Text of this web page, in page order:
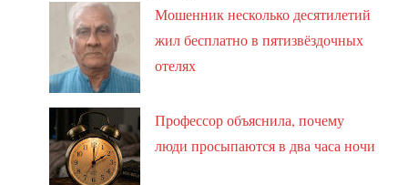
Мошенник несколько десятилетий
жил бесплатно в пятизвёздочных
отелях
Профессор объяснила, почему
люди просыпаются в два часа ночи